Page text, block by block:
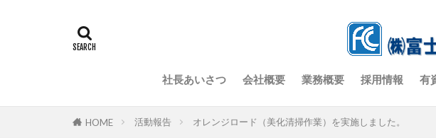
社長あいさつ 会社概要 業務概要 採用情報 有
HOME 活動報告 オレンジロード（美化清掃作業）を実施しました。